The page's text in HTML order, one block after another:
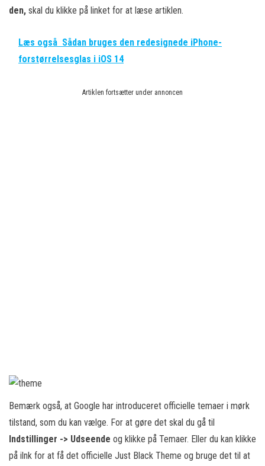
den, skal du klikke på linket for at læse artiklen.
Læs også Sådan bruges den redesignede iPhone-
forstørrelsesglas i iOS 14
Artiklen fortsætter under annoncen
Bemærk også, at Google har introduceret officielle temaer i mørk
tilstand, som du kan vælge. For at gøre det skal du gå til
Indstillinger -> Udseende og klikke på Temaer. Eller du kan klikke
på ilnk for at få det officielle Just Black Theme og bruge det til at